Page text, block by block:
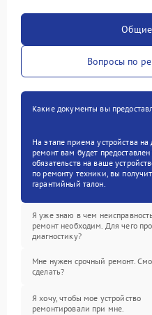
Общие
Вопросы по
Какие документы вы
На этапе приема устройства
ремонт вам будет
обязательств на ваше
по ремонту техники, вы
гарантийный талон.
Я уже знаю в чем
ремонт необходим. Для чего
диагностику?
Мне нужен срочный ремонт.
сделать?
Я хочу, чтобы мое устройство
ремонтировали при мне.